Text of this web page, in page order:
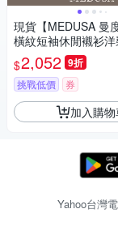
現貨【MEDUSA 曼
橫紋短袖休閒襯衫
L）｜休閒洋裝 一件
感透氣亞麻
$2,052 9折
挑戰低價 券
加入購物
Yahoo台灣